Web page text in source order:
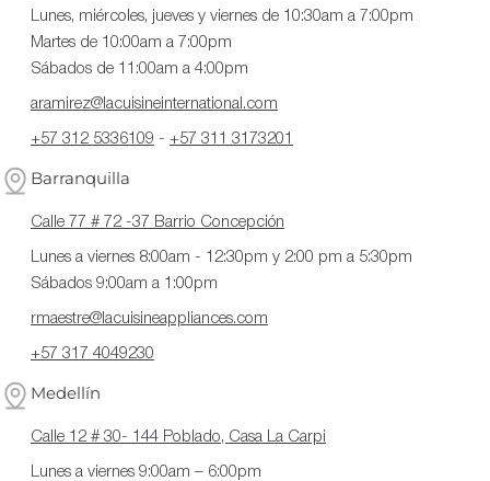
Lunes, miércoles, jueves y viernes de 10:30am a 7:00pm
Martes de 10:00am a 7:00pm
Sábados de 11:00am a 4:00pm
aramirez@lacuisineinternational.com
+57 312 5336109 - +57 311 3173201
Barranquilla
Calle 77 # 72 -37 Barrio Concepción
Lunes a viernes 8:00am - 12:30pm y 2:00 pm a 5:30pm
Sábados 9:00am a 1:00pm
rmaestre@lacuisineappliances.com
+57 317 4049230
Medellín
Calle 12 # 30- 144 Poblado, Casa La Carpi
Lunes a viernes 9:00am – 6:00pm